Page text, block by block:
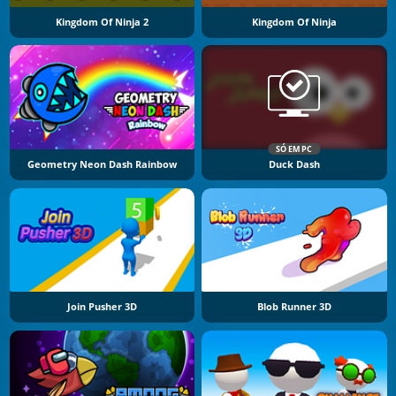
Kingdom Of Ninja 2 Kingdom Of Ninja
Geometry Neon Dash Rainbow
SÓ EM PC
Duck Dash
Join Pusher 3D Blob Runner 3D